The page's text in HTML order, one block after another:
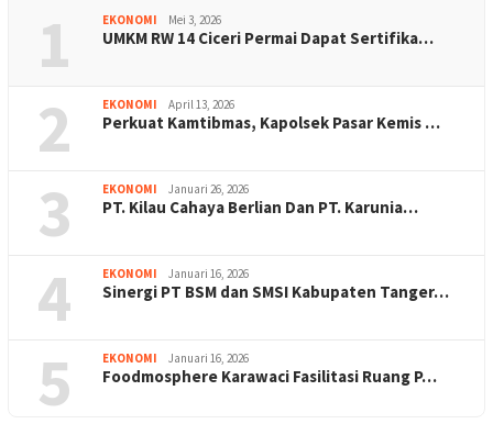
1 EKONOMI Mei 3, 2026
UMKM RW 14 Ciceri Permai Dapat Sertifika…
2 EKONOMI April 13, 2026
Perkuat Kamtibmas, Kapolsek Pasar Kemis …
3 EKONOMI Januari 26, 2026
PT. Kilau Cahaya Berlian Dan PT. Karunia…
4 EKONOMI Januari 16, 2026
Sinergi PT BSM dan SMSI Kabupaten Tanger…
5 EKONOMI Januari 16, 2026
Foodmosphere Karawaci Fasilitasi Ruang P…